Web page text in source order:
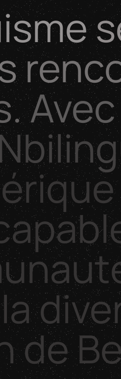
Avec
la
de